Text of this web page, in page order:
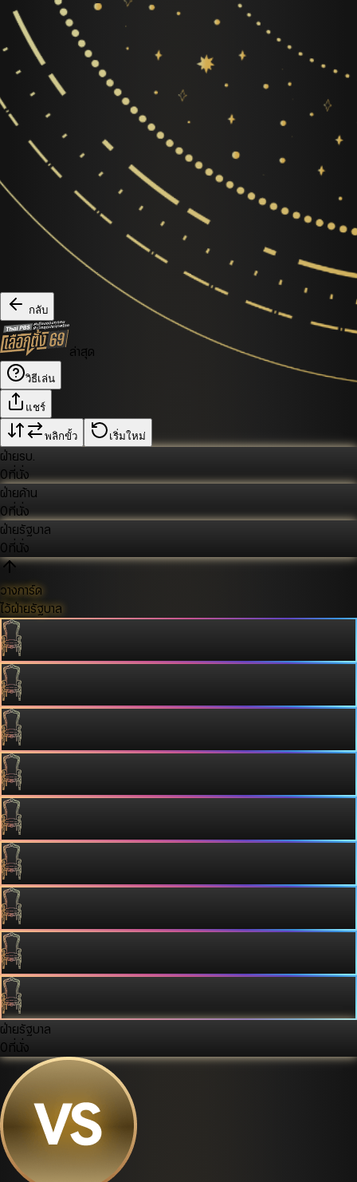
กลับ
ล่าสุด
วิธีเล่น
แชร์
พลิกขั้ว เริ่มใหม่
ฝ่ายรบ.
0ที่นั่ง
ฝ่ายค้าน
0ที่นั่ง
ฝ่ายรัฐบาล
0ที่นั่ง
วางการ์ด
ไว้ฝ่ายรัฐบาล
ฝ่ายรัฐบาล
0ที่นั่ง